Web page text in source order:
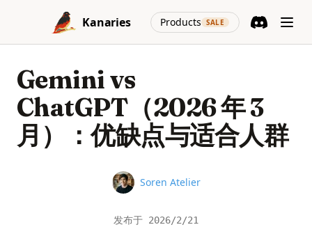
Skip to content
Kanaries
Products SALE
(opens in a
Gemini vs
ChatGPT（2026 年 3
月）：优缺点与适合人群
Name
Soren Atelier
发布于 2026/2/21